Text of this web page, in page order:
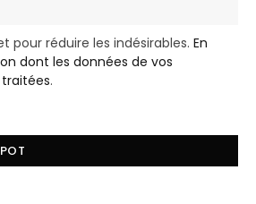
pour réduire les indésirables. En
dont les données de vos
.